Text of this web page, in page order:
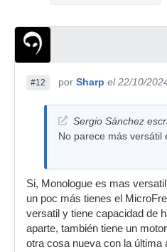
#12 por Sharp el 22/10/
Sergio Sánchez
No parece más versátil
Si, Monologue es mas
un poc más tienes el
versatil y tiene capacidad de
aparte, también tiene un
otra cosa nueva con la última